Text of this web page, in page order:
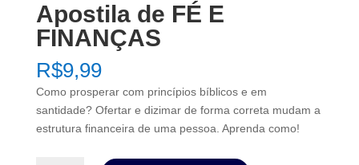
Apostila de FÉ E
FINANÇAS
R$9,99
Como prosperar com princípios bíblicos e em
santidade? Ofertar e dizimar de forma correta mudam a
estrutura financeira de uma pessoa. Aprenda como!